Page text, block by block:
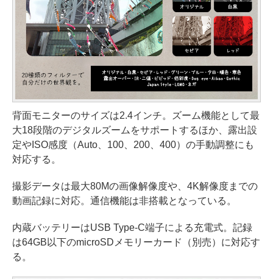
背面モニターのサイズは2.4インチ。ズーム機能として最
大18段階のデジタルズームをサポートするほか、露出設
定やISO感度（Auto、100、200、400）の手動調整にも
対応する。
撮影データは最大80Mの画像解像度や、4K解像度までの
動画記録に対応。通信機能は非搭載となっている。
内蔵バッテリーはUSB Type-C端子による充電式。記録
は64GB以下のmicroSDメモリーカード（別売）に対応す
る。